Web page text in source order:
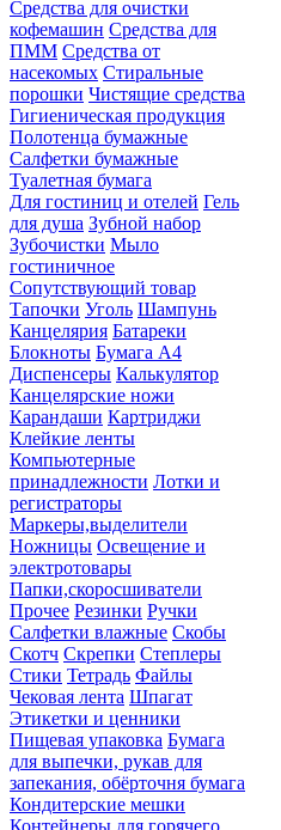
Средства для очистки
кофемашин Средства для
ПММ Средства от
насекомых Стиральные
порошки Чистящие средства
Гигиеническая продукция
Полотенца бумажные
Салфетки бумажные
Туалетная бумага
Для гостиниц и отелей Гель
для душа Зубной набор
Зубочистки Мыло
гостиничное
Сопутствующий товар
Тапочки Уголь Шампунь
Канцелярия Батареки
Блокноты Бумага А4
Диспенсеры Калькулятор
Канцелярские ножи
Карандаши Картриджи
Клейкие ленты
Компьютерные
принадлежности Лотки и
регистраторы
Маркеры,выделители
Ножницы Освещение и
электротовары
Папки,скоросшиватели
Прочее Резинки Ручки
Салфетки влажные Скобы
Скотч Скрепки Степлеры
Стики Тетрадь Файлы
Чековая лента Шпагат
Этикетки и ценники
Пищевая упаковка Бумага
для выпечки, рукав для
запекания, обёрточня бумага
Кондитерские мешки
Контейнеры для горячего